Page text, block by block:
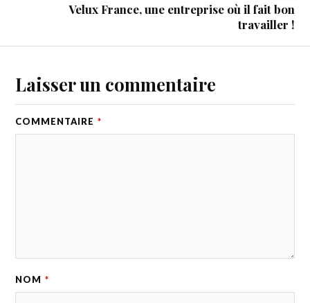
Velux France, une entreprise où il fait bon
travailler !
Laisser un commentaire
COMMENTAIRE *
NOM *